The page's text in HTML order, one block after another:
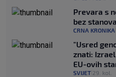
Prevara s
bez
CRNA KRONIKA
"Usred
znati:
EU-ovih
SVIJET 29. kol.